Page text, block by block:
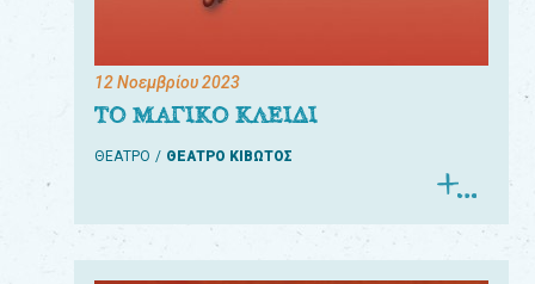
12 Νοεμβρίου 2023
ΤΟ ΜΑΓΙΚΟ ΚΛΕΙΔΙ
ΘΕΑΤΡΟ ΘΕΑΤΡΟ ΚΙΒΩΤΟΣ